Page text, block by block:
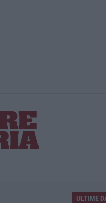
Diamante, ecco
ULTIME